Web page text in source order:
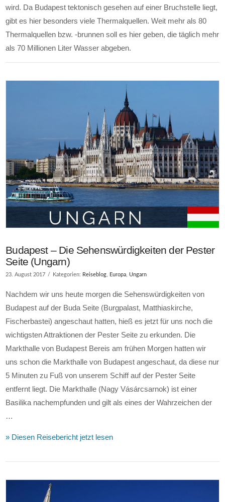
wird. Da Budapest tektonisch gesehen auf einer Bruchstelle liegt,
gibt es hier besonders viele Thermalquellen. Weit mehr als 80
Thermalquellen bzw. -brunnen soll es hier geben, die täglich mehr
als 70 Millionen Liter Wasser abgeben.
Budapest – Die Sehenswürdigkeiten der Pester
Seite (Ungarn)
23. August 2017 Kategorien: Reiseblog Europa Ungarn
Nachdem wir uns heute morgen die Sehenswürdigkeiten von
Budapest auf der Buda Seite (Burgpalast, Matthiaskirche,
Fischerbastei) angeschaut hatten, hieß es jetzt für uns noch die
wichtigsten Attraktionen der Pester Seite zu erkunden. Die
Markthalle von Budapest Bereis am frühen Morgen hatten wir
uns schon die Markthalle von Budapest angeschaut, da diese nur
5 Minuten zu Fuß von unserem Schiff auf der Pester Seite
entfernt liegt. Die Markthalle (Nagy Vásárcsarnok) ist einer
Basilika nachempfunden und gilt als eines der Wahrzeichen der
…
» Diesen Reisebericht jetzt lesen